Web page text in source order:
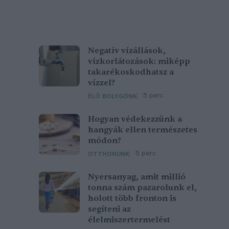
Negatív vízállások,
vízkorlátozások: miképp
takarékoskodhatsz a
vízzel?
ÉLŐ BOLYGÓNK 5 perc
Hogyan védekezzünk a
hangyák ellen természetes
módon?
OTTHONUNK 5 perc
Nyersanyag, amit millió
tonna szám pazarolunk el,
holott több fronton is
segíteni az
élelmiszertermelést